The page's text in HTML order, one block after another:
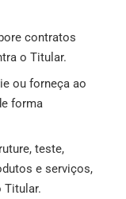
contratos
o Titular.
ou forneça ao
forma
teste,
e serviços,
Titular.